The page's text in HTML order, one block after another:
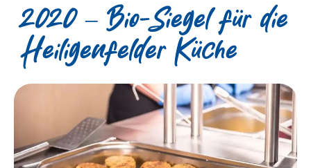
2020 – Bio-Siegel für die
Heiligenfelder Küche